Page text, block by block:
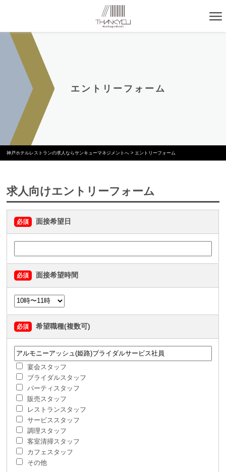
エントリーフォーム
神戸ホテルレストランの求人ならサンキューマネジメントへ > エントリーフォーム
求人向けエントリーフォーム
必須 面接希望日
必須 面接希望時間
必須 希望職種(複数可)
宴会スタッフ
ブライダルスタッフ
パーティスタッフ
販売スタッフ
レストランスタッフ
サービススタッフ
調理スタッフ
客室清掃スタッフ
カフェスタッフ
その他